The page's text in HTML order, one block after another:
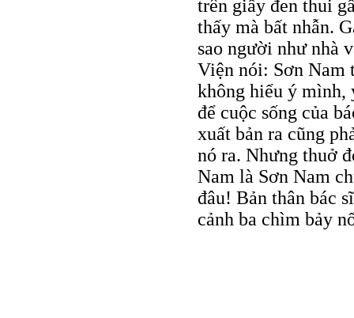
trên giấy đen thui
thấy mà bất nhẫn.
sao người như nhà
Viện nói: Sơn Nam
không hiểu ý mình,
để cuộc sống của
xuất bản ra cũng
nó ra. Nhưng thuở
Nam là Sơn Nam
đâu! Bản thân bác
cảnh ba chìm bảy